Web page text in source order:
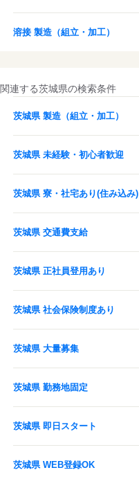
溶接 製造（組立・加工）
関連する茨城県の検索条件
茨城県 製造（組立・加工）
茨城県 未経験・初心者歓迎
茨城県 寮・社宅あり(住み込み)
茨城県 交通費支給
茨城県 正社員登用あり
茨城県 社会保険制度あり
茨城県 大量募集
茨城県 勤務地固定
茨城県 即日スタート
茨城県 WEB登録OK